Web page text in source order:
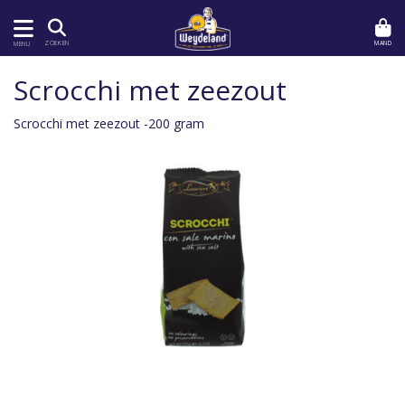
MENU ZOEKEN MAND
Scrocchi met zeezout
Scrocchi met zeezout -200 gram